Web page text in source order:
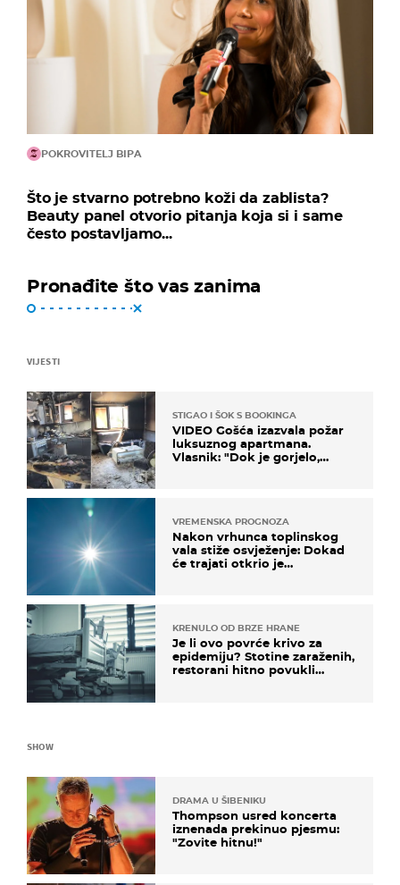
POKROVITELJ BIPA
Što je stvarno potrebno koži da zablista?
Beauty panel otvorio pitanja koja si i same
često postavljamo...
Pronađite što vas zanima
VIJESTI
STIGAO I ŠOK S BOOKINGA
VIDEO Gošća izazvala požar
luksuznog apartmana.
Vlasnik: "Dok je gorjelo,
VREMENSKA PROGNOZA
Nakon vrhunca toplinskog
vala stiže osvježenje: Dokad
će trajati otkrio je
KRENULO OD BRZE HRANE
Je li ovo povrće krivo za
epidemiju? Stotine zaraženih,
restorani hitno povukli
SHOW
DRAMA U ŠIBENIKU
Thompson usred koncerta
iznenada prekinuo pjesmu:
"Zovite hitnu!"